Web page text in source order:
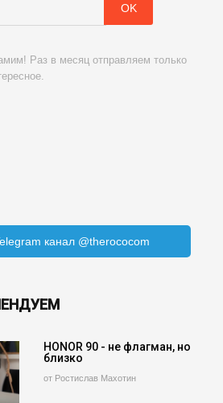
Раз в месяц отправляем только
канал @therococom
HONOR 90 - не флагман, но
близко
от Ростислав Махотин